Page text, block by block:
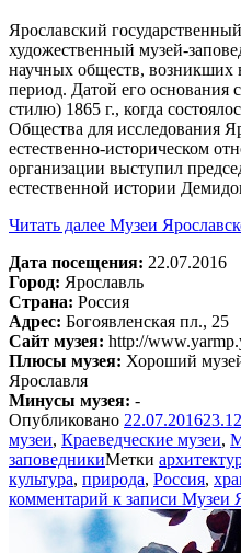
Ярославский
художественный музей-
научных обществ, возникших
период. Датой его основания
стилю) 1865 г., когда
Общества для исследования
естественно-историческом
организации выступил
естественной истории
Читать далее Музеи
Дата посещения: 22.07.2016
Город: Ярославль
Страна: Россия
Адрес: Богоявленская пл., 25
Сайт музея: http://
Плюсы музея: Хороший
Ярославля
Минусы музея: -
Опубликовано 22.07.2016
музеи, Краеведческие музеи,
заповедникиМетки
культура, природа, Россия,
комментарий к записи Музеи